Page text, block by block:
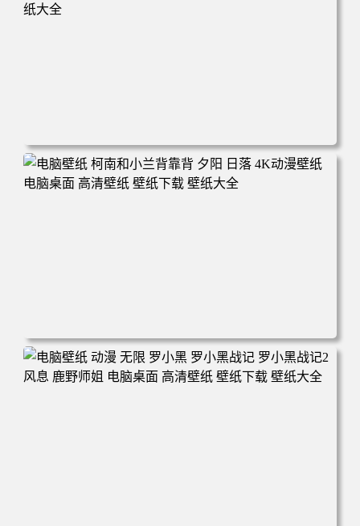
电脑壁纸 动漫 兔子朱迪 狐狸尼克 疯狂动物城 秋叶 秋天森
林 蓝天 4k壁纸 电脑桌面 高清壁纸 壁纸下载 壁纸大全
电脑壁纸 柯南和小兰背靠背 夕阳 日落 4K动漫壁纸 电脑桌
面 高清壁纸 壁纸下载 壁纸大全